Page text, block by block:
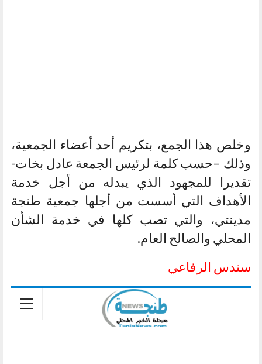
وخلص هذا الجمع، بتكريم أحد أعضاء الجمعية،
وذلك –حسب كلمة لرئيس الجمعة عادل بخات-
تقديرا للمجهود الذي يبدله من أجل خدمة
الأهداف التي أسست من أجلها جمعية طنجة
مدينتي، والتي تصب كلها في خدمة الشأن
المحلي والصالح العام.
سندس الرفاعي